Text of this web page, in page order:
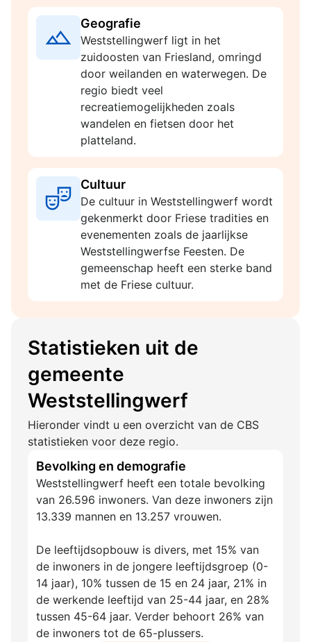
Geografie
Weststellingwerf ligt in het
zuidoosten van Friesland, omringd
door weilanden en waterwegen. De
regio biedt veel
recreatiemogelijkheden zoals
wandelen en fietsen door het
platteland.
Cultuur
De cultuur in Weststellingwerf wordt
gekenmerkt door Friese tradities en
evenementen zoals de jaarlijkse
Weststellingwerfse Feesten. De
gemeenschap heeft een sterke band
met de Friese cultuur.
Statistieken uit de
gemeente
Weststellingwerf
Hieronder vindt u een overzicht van de CBS
statistieken voor deze regio.
Bevolking en demografie
Weststellingwerf heeft een totale bevolking
van 26.596 inwoners. Van deze inwoners zijn
13.339 mannen en 13.257 vrouwen.
De leeftijdsopbouw is divers, met 15% van
de inwoners in de jongere leeftijdsgroep (0-
14 jaar), 10% tussen de 15 en 24 jaar, 21% in
de werkende leeftijd van 25-44 jaar, en 28%
tussen 45-64 jaar. Verder behoort 26% van
de inwoners tot de 65-plussers.